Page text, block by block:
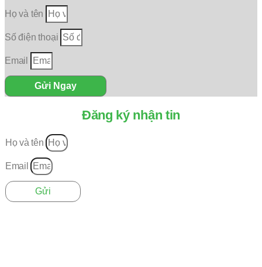
Họ và tên
Số điện thoại
Email
Gửi Ngay
Đăng ký nhận tin
Họ và tên
Email
Gửi